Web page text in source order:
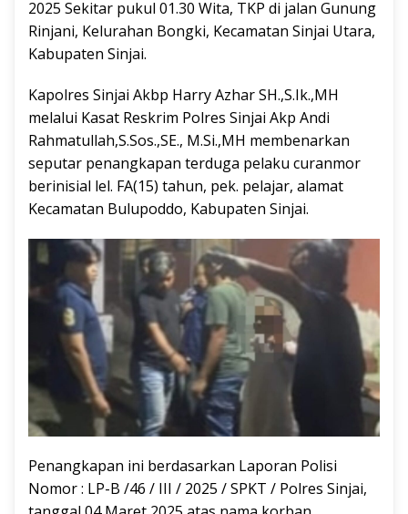
2025 Sekitar pukul 01.30 Wita, TKP di jalan Gunung
Rinjani, Kelurahan Bongki, Kecamatan Sinjai Utara,
Kabupaten Sinjai.
Kapolres Sinjai Akbp Harry Azhar SH.,S.Ik.,MH
melalui Kasat Reskrim Polres Sinjai Akp Andi
Rahmatullah,S.Sos.,SE., M.Si.,MH membenarkan
seputar penangkapan terduga pelaku curanmor
berinisial lel. FA(15) tahun, pek. pelajar, alamat
Kecamatan Bulupoddo, Kabupaten Sinjai.
Penangkapan ini berdasarkan Laporan Polisi
Nomor : LP-B /46 / III / 2025 / SPKT / Polres Sinjai,